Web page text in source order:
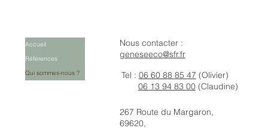
Accueil
Références
Qui sommes-nous ?
Nous contacter :
geneseeco@sfr.fr
Tel : 06 60 88 85 47 (Olivier)
06 13 94 83 00(Claudine)
267 Route du Margaron,
69620,